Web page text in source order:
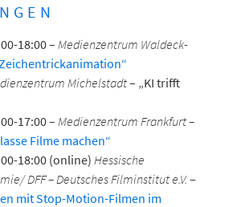
18:00 – Medienzentrum Waldeck-
Michelstadt– „KI trifft
17:00 – Medienzentrum Frankfurt –
Filme machen“
18:00 (online) Hessische
DFF – Deutsches Filminstitut e.V.–
mit Stop-Motion-Filmen im